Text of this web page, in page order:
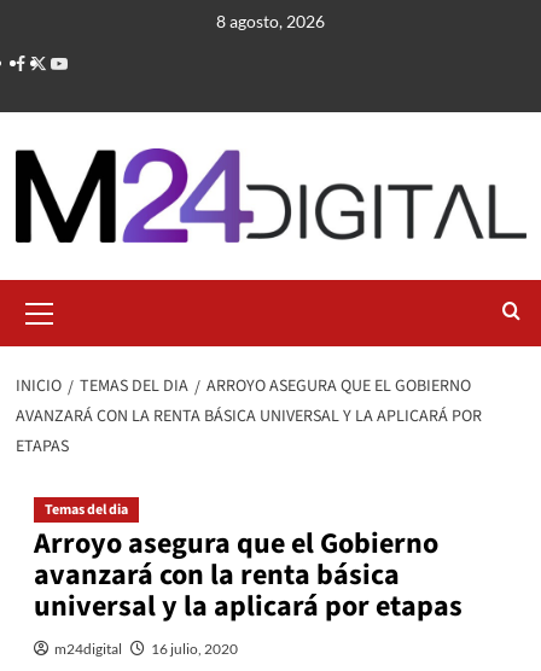
contenido
8 agosto, 2026
primario
INICIO TEMAS DEL DIA
ARROYO ASEGURA QUE EL GOBIERNO
AVANZARÁ CON LA RENTA BÁSICA UNIVERSAL Y LA APLICARÁ POR
ETAPAS
Temas del dia
Arroyo asegura que el Gobierno
avanzará con la renta básica
universal y la aplicará por etapas
m24digital 16 julio, 2020